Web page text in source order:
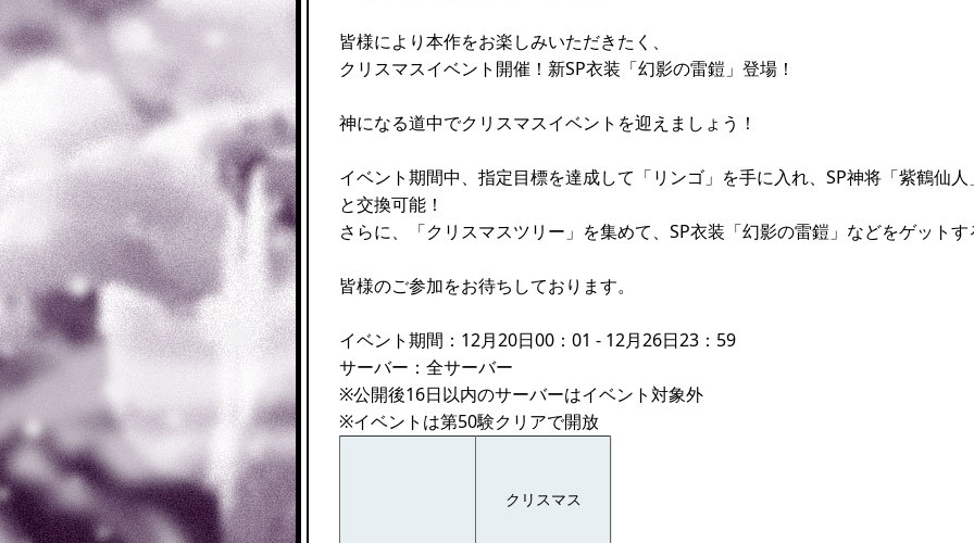
皆様により本作をお楽しみいただきたく、
クリスマスイベント開催！新SP衣装「幻影の雷鎧」登場！
神になる道中でクリスマスイベントを迎えましょう！
イベント期間中、指定目標を達成して「リンゴ」を手に入れ、SP神将「紫鶴仙
と交換可能！
さらに、「クリスマスツリー」を集めて、SP衣装「幻影の雷鎧」などをゲット
皆様のご参加をお待ちしております。
イベント期間：12月20日00：01 - 12月26日23：59
サーバー：全サーバー
※公開後16日以内のサーバーはイベント対象外
※イベントは第50験クリアで開放
クリスマス